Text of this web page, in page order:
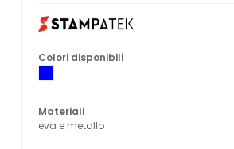
Colori disponibili
Materiali
eva e metallo